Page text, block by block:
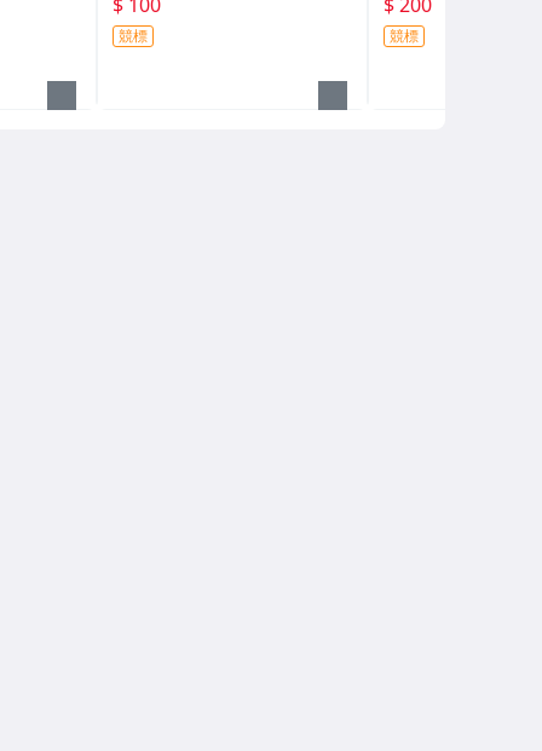
競標 競標